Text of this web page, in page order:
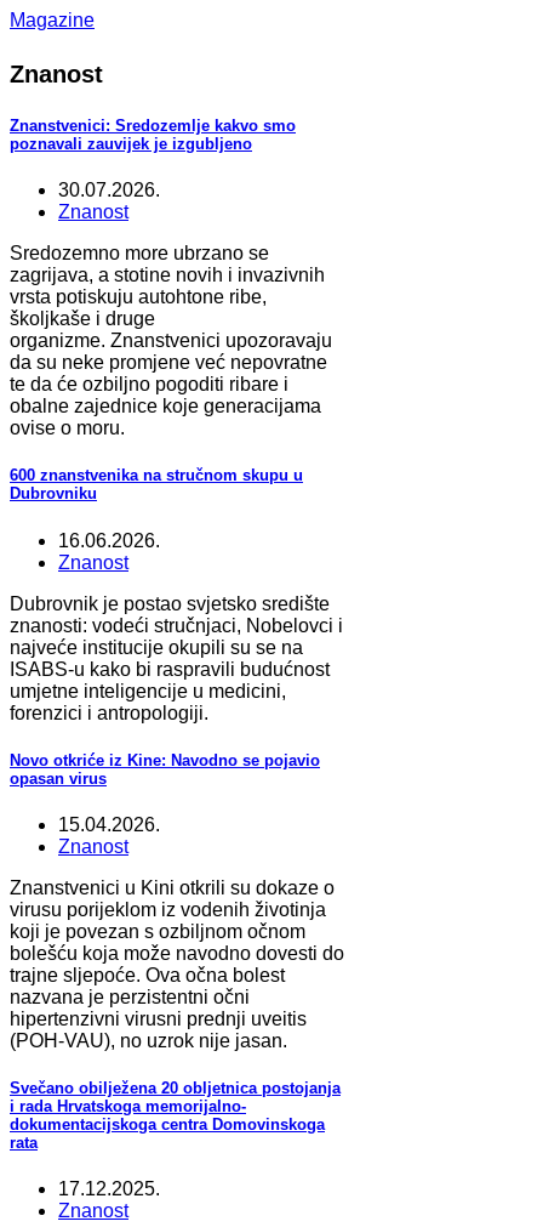
Magazine
Znanost
Znanstvenici: Sredozemlje kakvo smo
poznavali zauvijek je izgubljeno
30.07.2026.
Znanost
Sredozemno more ubrzano se
zagrijava, a stotine novih i invazivnih
vrsta potiskuju autohtone ribe,
školjkaše i druge
organizme. Znanstvenici upozoravaju
da su neke promjene već nepovratne
te da će ozbiljno pogoditi ribare i
obalne zajednice koje generacijama
ovise o moru.
600 znanstvenika na stručnom skupu u
Dubrovniku
16.06.2026.
Znanost
Dubrovnik je postao svjetsko središte
znanosti: vodeći stručnjaci, Nobelovci i
najveće institucije okupili su se na
ISABS‑u kako bi raspravili budućnost
umjetne inteligencije u medicini,
forenzici i antropologiji.
Novo otkriće iz Kine: Navodno se pojavio
opasan virus
15.04.2026.
Znanost
Znanstvenici u Kini otkrili su dokaze o
virusu porijeklom iz vodenih životinja
koji je povezan s ozbiljnom očnom
bolešću koja može navodno dovesti do
trajne sljepoće. Ova očna bolest
nazvana je perzistentni očni
hipertenzivni virusni prednji uveitis
(POH-VAU), no uzrok nije jasan.
Svečano obilježena 20 obljetnica postojanja
i rada Hrvatskoga memorijalno-
dokumentacijskoga centra Domovinskoga
rata
17.12.2025.
Znanost